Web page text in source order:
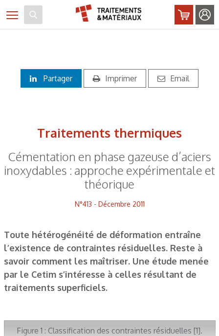
Toggle navigation
Partager Imprimer Email
Traitements thermiques
Cémentation en phase gazeuse d’aciers
inoxydables : approche expérimentale et
théorique
N°413 - Décembre 2011
Toute hétérogénéité de déformation entraîne
l’existence de contraintes résiduelles. Reste à
savoir comment les maîtriser. Une étude menée
par le Cetim s’intéresse à celles résultant de
traitements superficiels.
Figure 1 : Classification des contraintes résiduelles [1].
Panneau de gestion des cookies